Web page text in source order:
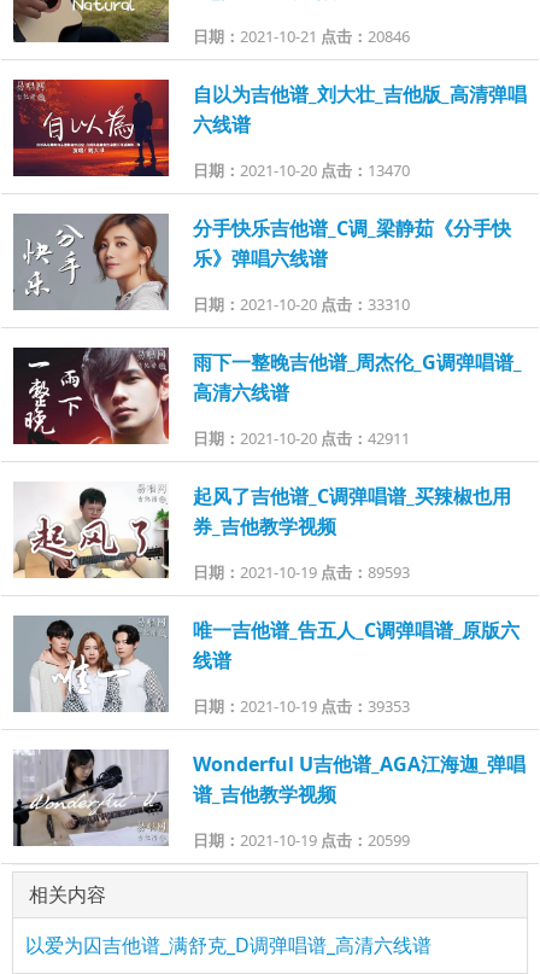
日期： 2021-10-21 点击： 20846
自以为吉他谱_刘大壮_吉他版_高清弹唱
六线谱
日期： 2021-10-20 点击： 13470
分手快乐吉他谱_C调_梁静茹《分手快
乐》弹唱六线谱
日期： 2021-10-20 点击： 33310
雨下一整晚吉他谱_周杰伦_G调弹唱谱_
高清六线谱
日期： 2021-10-20 点击： 42911
起风了吉他谱_C调弹唱谱_买辣椒也用
券_吉他教学视频
日期： 2021-10-19 点击： 89593
唯一吉他谱_告五人_C调弹唱谱_原版六
线谱
日期： 2021-10-19 点击： 39353
Wonderful U吉他谱_AGA江海迦_弹唱
谱_吉他教学视频
日期： 2021-10-19 点击： 20599
相关内容
以爱为囚吉他谱_满舒克_D调弹唱谱_高清六线谱